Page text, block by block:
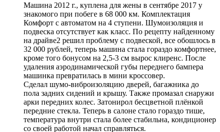
Машина 2012 г., куплена для жены в сентябре 2017 у
знакомого при побеге в 68 000 км. Комплектация
Комфорт с автоматом на 4 ступени. Шумоизоляция и
подвеска отсутствует как класс. По рецепту найденному
на драйве2 решил проблему с подвеской, все обошлось в
32 000 рублей, теперь машина стала гораздо комфортнее,
кроме того бонусом на 2,5-3 см вырос клиренс. После
удаления аэродинамической губы переднего бампера
машинка превратилась в мини кроссовер.
Сделал шумо-виброизоляцию дверей, багажника до
пола задних сидений и крышу. Также промазал снаружи
арки передних колес. Затонирол бесцветной плёнкой
передние стекла. Теперь в салоне стало гораздо тише,
температура внутри стала более стабильна, кондиционер
со своей работой начал справляться.